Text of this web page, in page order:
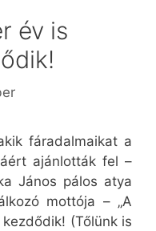
év is
fáradalmaikat a
ajánlották fel –
János pálos atya
mottója – „A
(Tőlünk is